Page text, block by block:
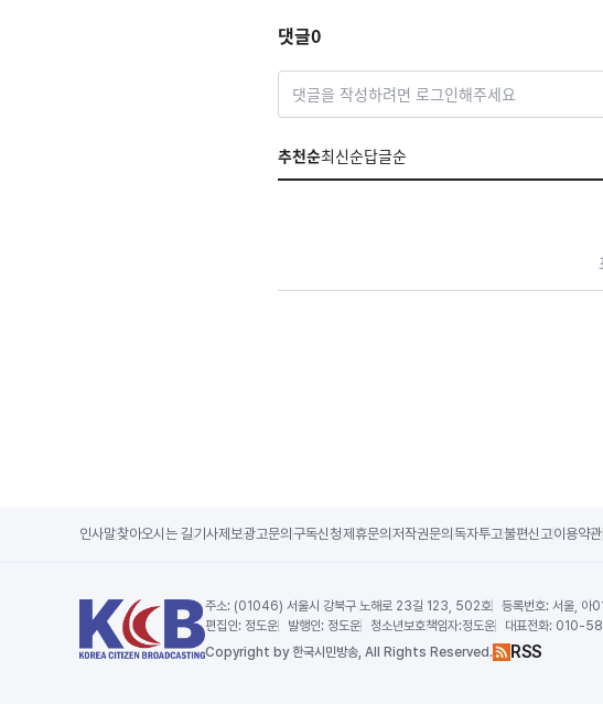
댓글0
댓글을 작성하려면 로그인해주세요
추천순최신순답글순
인사말찾아오시는 길기사제보광고문의 구독신청제휴문의 저작권문의 독자투고불편신고이용약관
주소: (01046) 서울시 강북구 노해로 23길 123, 502호 등록번호: 서울, 아
편집인: 정도운 발행인: 정도운 청소년보호책임자:정도운 대표전화: 010-
Copyright by 한국시민방송, All Rights Reserved. RSS